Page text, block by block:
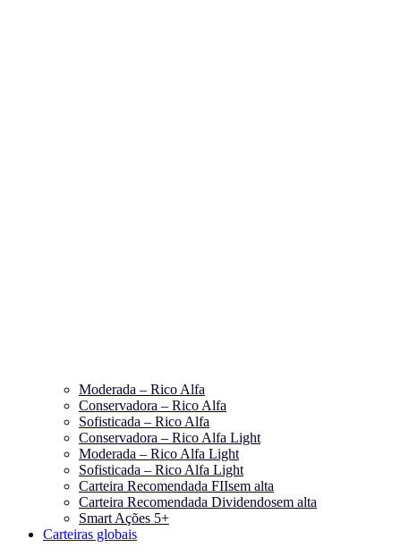
Moderada – Rico Alfa
Conservadora – Rico Alfa
Sofisticada – Rico Alfa
Conservadora – Rico Alfa Light
Moderada – Rico Alfa Light
Sofisticada – Rico Alfa Light
Carteira Recomendada FIIsem alta
Carteira Recomendada Dividendosem alta
Smart Ações 5+
Carteiras globais